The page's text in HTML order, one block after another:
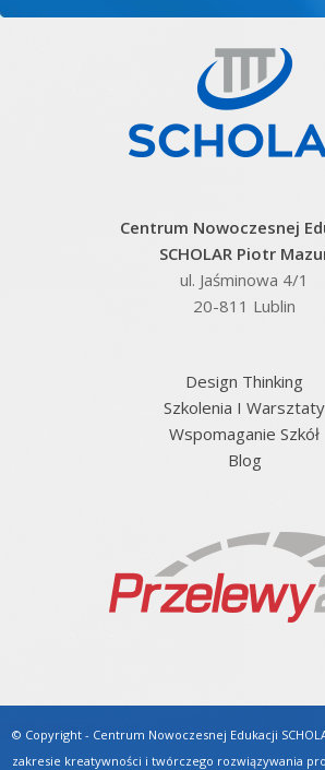
Centrum Nowoczesnej
SCHOLAR Piotr
ul. Jaśminowa 4/1
20-811 Lublin
Design Thinking
Szkolenia I Warsztaty
Wspomaganie Szkół
Blog
© Copyright - Centrum Nowoczesnej Edukacji
zakresie kreatywności i twórczego rozwiązywania